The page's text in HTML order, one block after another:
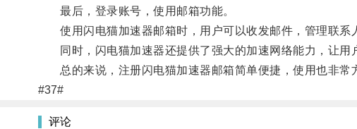
最后，登录账号，使用邮箱功能。
使用闪电猫加速器邮箱时，用户可以收发邮件，管理联系
同时，闪电猫加速器还提供了强大的加速网络能力，让用
总的来说，注册闪电猫加速器邮箱简单便捷，使用也非常
#37#
评论